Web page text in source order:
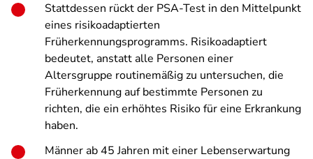
Stattdessen rückt der PSA-Test in den Mittelpunkt
eines risikoadaptierten
Früherkennungsprogramms. Risikoadaptiert
bedeutet, anstatt alle Personen einer
Altersgruppe routinemäßig zu untersuchen, die
Früherkennung auf bestimmte Personen zu
richten, die ein erhöhtes Risiko für eine Erkrankung
haben.
Männer ab 45 Jahren mit einer Lebenserwartung